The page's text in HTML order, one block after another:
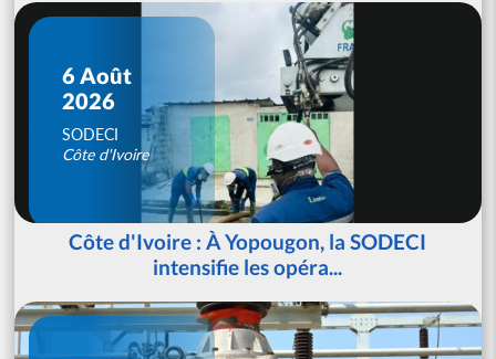
6 Août
2026
SODECI
Côte d'Ivoire
Côte d'Ivoire : À Yopougon, la SODECI
intensifie les opéra...